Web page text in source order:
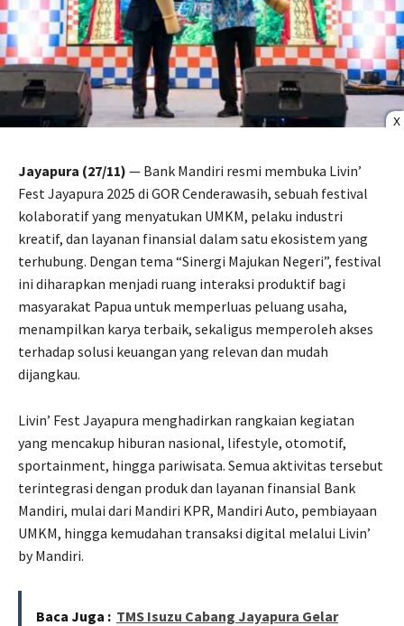
X
Jayapura (27/11) — Bank Mandiri resmi membuka Livin’
Fest Jayapura 2025 di GOR Cenderawasih, sebuah festival
kolaboratif yang menyatukan UMKM, pelaku industri
kreatif, dan layanan finansial dalam satu ekosistem yang
terhubung. Dengan tema “Sinergi Majukan Negeri”, festival
ini diharapkan menjadi ruang interaksi produktif bagi
masyarakat Papua untuk memperluas peluang usaha,
menampilkan karya terbaik, sekaligus memperoleh akses
terhadap solusi keuangan yang relevan dan mudah
dijangkau.
Livin’ Fest Jayapura menghadirkan rangkaian kegiatan
yang mencakup hiburan nasional, lifestyle, otomotif,
sportainment, hingga pariwisata. Semua aktivitas tersebut
terintegrasi dengan produk dan layanan finansial Bank
Mandiri, mulai dari Mandiri KPR, Mandiri Auto, pembiayaan
UMKM, hingga kemudahan transaksi digital melalui Livin’
by Mandiri.
Baca Juga : TMS Isuzu Cabang Jayapura Gelar